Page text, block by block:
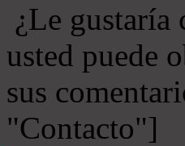
¿Le gustaría
usted puede
sus
"Contacto"]